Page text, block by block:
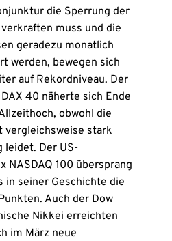
die Sperrung der
muss und die
geradezu monatlich
werden, bewegen sich
auf Rekordniveau. Der
40 näherte sich Ende
obwohl die
vergleichsweise stark
leidet. Der US-
NASDAQ 100 übersprang
in seiner Geschichte die
Auch der Dow
Nikkei erreichten
im März neue